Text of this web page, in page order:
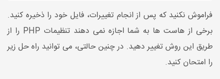
فراموش نکنید که پس از انجام تغییرات، فایل خود را ذخیره کنید.
برخی از هاست ها به شما اجازه نمی دهند تنظیمات PHP را از
طریق این روش تغییر دهید. در چنین حالتی، می توانید راه حل زیر
را امتحان کنید.